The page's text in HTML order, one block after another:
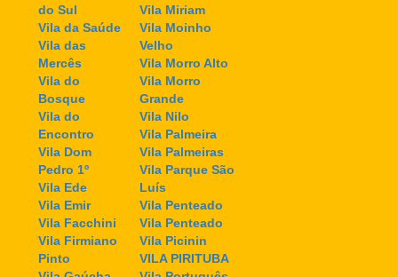
do Sul
Vila da Saúde
Vila das
Mercês
Vila do
Bosque
Vila do
Encontro
Vila Dom
Pedro 1º
Vila Ede
Vila Emir
Vila Facchini
Vila Firmiano
Pinto
Vila Miriam
Vila Moinho
Velho
Vila Morro Alto
Vila Morro
Grande
Vila Nilo
Vila Palmeira
Vila Palmeiras
Vila Parque São
Luís
Vila Penteado
Vila Penteado
Vila Picinin
VILA PIRITUBA